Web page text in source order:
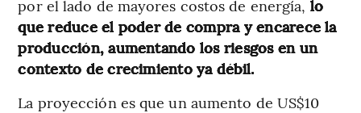
por el lado de mayores costos de energía, lo
que reduce el poder de compra y encarece la
producción, aumentando los riesgos en un
contexto de crecimiento ya débil.
La proyección es que un aumento de US$10